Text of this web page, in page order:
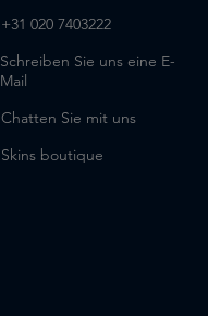
+31 020 7403222
Schreiben Sie uns eine E-
Mail
Chatten Sie mit uns
Skins boutique